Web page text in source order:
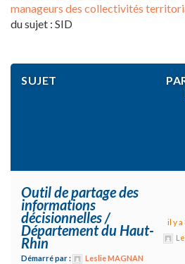
manageurs des collectivités
du sujet : SID
SUJET
Outil de partage des
informations
décisionnelles /
Département du Haut-
Rhin
Démarré par :
Leslie MAGNAN
il y